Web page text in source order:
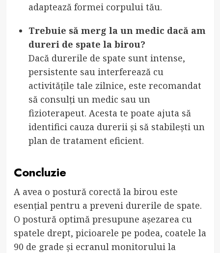
adaptează formei corpului tău.
Trebuie să merg la un medic dacă am
dureri de spate la birou?
Dacă durerile de spate sunt intense,
persistente sau interferează cu
activitățile tale zilnice, este recomandat
să consulți un medic sau un
fizioterapeut. Acesta te poate ajuta să
identifici cauza durerii și să stabilești un
plan de tratament eficient.
Concluzie
A avea o postură corectă la birou este
esențial pentru a preveni durerile de spate.
O postură optimă presupune așezarea cu
spatele drept, picioarele pe podea, coatele la
90 de grade și ecranul monitorului la